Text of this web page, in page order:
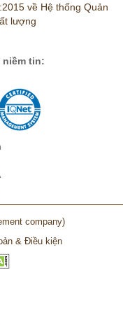
về Hệ thống Quản
lượng
niềm tin:
company)
& Điều kiện